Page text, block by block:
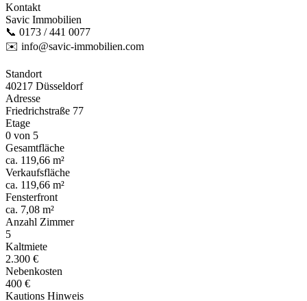
Kontakt
Savic Immobilien
📞 0173 / 441 0077
✉️ info@savic-immobilien.com
Standort
40217 Düsseldorf
Adresse
Friedrichstraße 77
Etage
0 von 5
Gesamtfläche
ca. 119,66 m²
Verkaufsfläche
ca. 119,66 m²
Fensterfront
ca. 7,08 m²
Anzahl Zimmer
5
Kaltmiete
2.300 €
Nebenkosten
400 €
Kautions Hinweis